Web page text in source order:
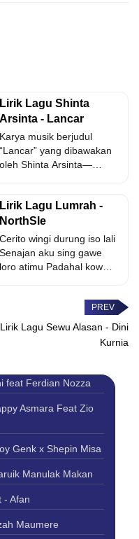
Lirik Lagu Shinta
Arsinta - Lancar
Karya musik berjudul
“Lancar” yang dibawakan
oleh Shinta Arsinta—
judul panjang...
Lirik Lagu Lumrah -
NorthSle
Cerito wingi durung iso lali
Senajan aku sing gawe
loro atimu Padahal kowe
Lirik Lagu Sewu Alasan - Dini
Kurnia
feat Ferdian Nozza
Asmara Feat Zio
Genk x Shepin Misa
Manulak Makan
- Afan
Maumere